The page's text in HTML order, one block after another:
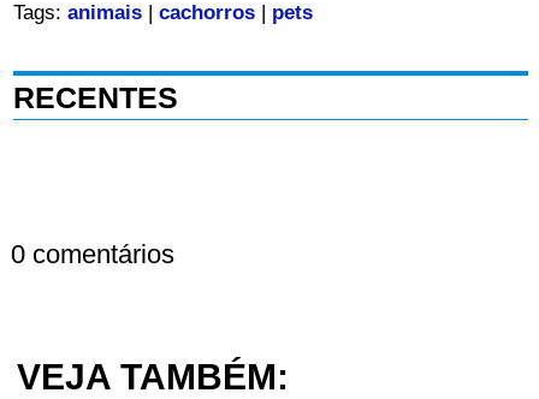
Tags: animais| cachorros| pets
RECENTES
0 comentários
VEJA TAMBÉM: